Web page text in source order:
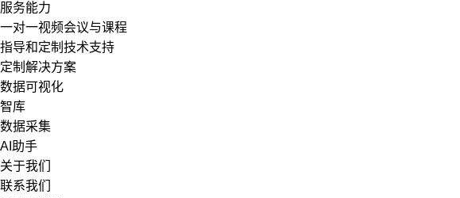
服务能力
一对一视频会议与课程
指导和定制技术支持
定制解决方案
数据可视化
智库
数据采集
AI助手
关于我们
联系我们